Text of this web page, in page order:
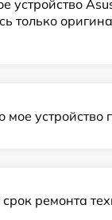
устройство
только
устройство
срок ремонта